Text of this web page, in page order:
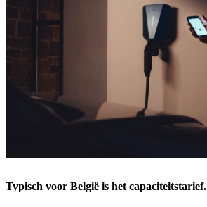
Typisch voor België is het capaciteitstarief.